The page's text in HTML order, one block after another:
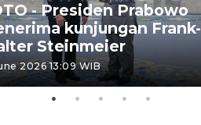
- Presiden Prabowo
kunjungan Frank-
Steinmeier
2026 13:09 WIB